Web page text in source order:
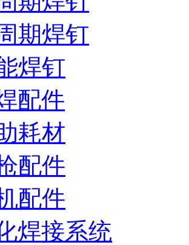
期焊钉
焊钉
配件
耗材
配件
配件
焊接系统